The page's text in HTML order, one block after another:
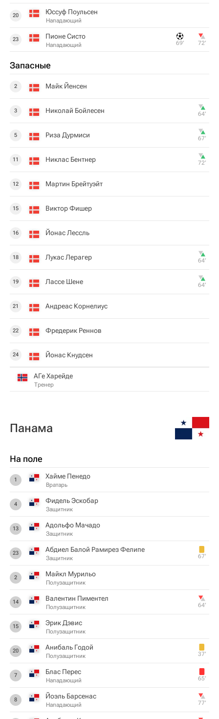
20 Юссуф Поульсен
Нападающий
23 Пионе Систо
Нападающий 69‎’‎ 72‎’‎
Запасные
2 Майк Йенсен
3 Николай Бойлесен 64‎’‎
5 Риза Дурмиси 67‎’‎
11 Никлас Бентнер 72‎’‎
12 Мартин Брейтуэйт
15 Виктор Фишер
16 Йонас Лессль
18 Лукас Лерагер 64‎’‎
19 Лассе Шене 64‎’‎
21 Андреас Корнелиус
22 Фредерик Реннов
24 Йонас Кнудсен
АГе Харейде
Тренер
Панама
На поле
1 Хайме Пенедо
Вратарь
4 Фидель Эскобар
Защитник
13 Адольфо Мачадо
Защитник
23 Абдиел Балой Рамирез Фелипе
Защитник 67‎’‎
2 Майкл Мурильо
Полузащитник
14 Валентин Пиментел
Полузащитник 64‎’‎
15 Эрик Дэвис
Полузащитник
20 Анибаль Годой
Полузащитник 37‎’‎
7 Блас Перес
Нападающий 65‎’‎
8 Йоэль Барсенас
Нападающий 77‎’‎